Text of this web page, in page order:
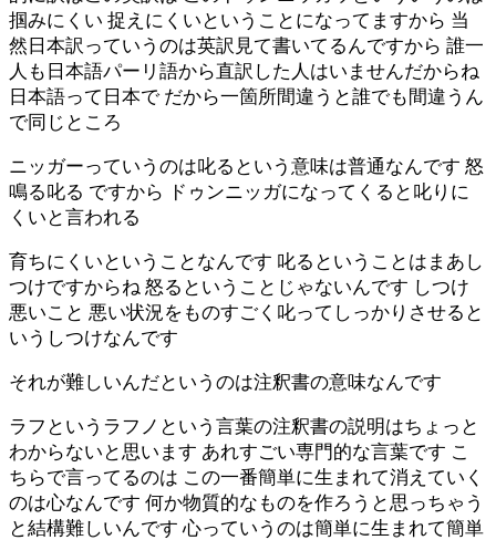
掴みにくい 捉えにくいということになってますから 当
然日本訳っていうのは英訳見て書いてるんですから 誰一
人も日本語パーリ語から直訳した人はいませんだからね
日本語って日本で だから一箇所間違うと誰でも間違うん
で同じところ
ニッガーっていうのは叱るという意味は普通なんです 怒
鳴る叱る ですから ドゥンニッガになってくると叱りに
くいと言われる
育ちにくいということなんです 叱るということはまあし
つけですからね 怒るということじゃないんです しつけ
悪いこと 悪い状況をものすごく叱ってしっかりさせると
いうしつけなんです
それが難しいんだというのは注釈書の意味なんです
ラフというラフノという言葉の注釈書の説明はちょっと
わからないと思います あれすごい専門的な言葉です こ
ちらで言ってるのは この一番簡単に生まれて消えていく
のは心なんです 何か物質的なものを作ろうと思っちゃう
と結構難しいんです 心っていうのは簡単に生まれて簡単